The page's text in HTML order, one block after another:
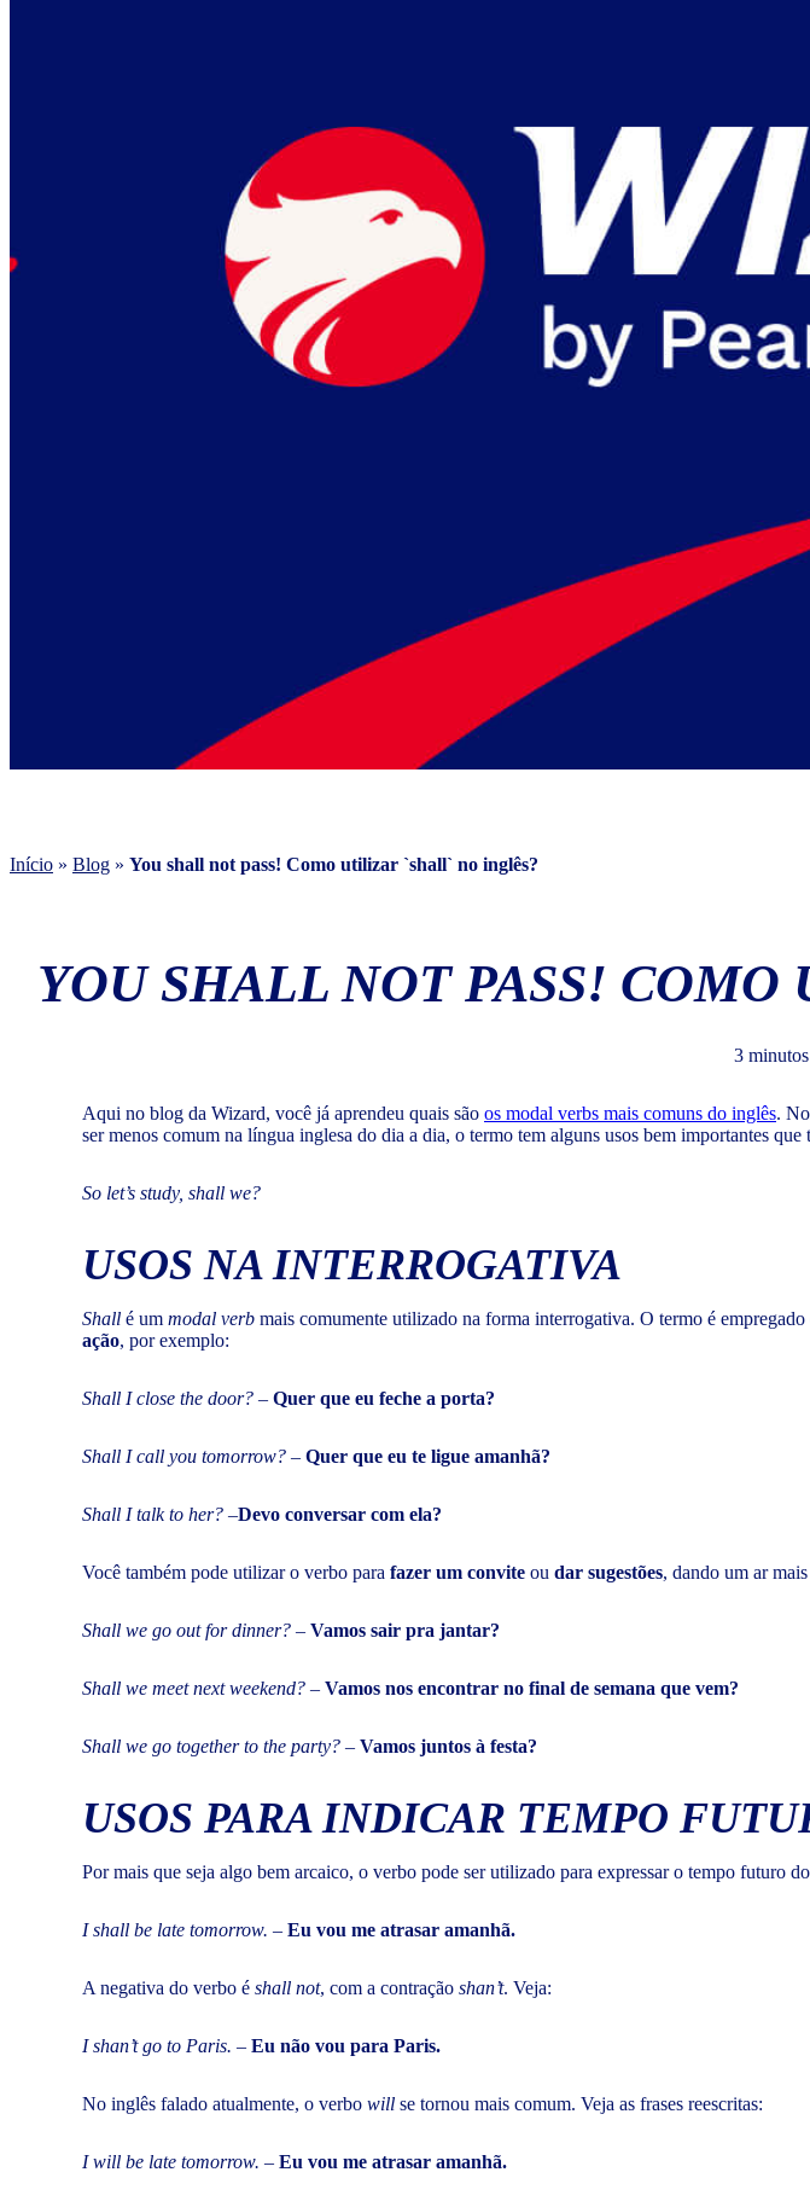
Início » Blog » You shall not pass! Como utilizar `shall` no inglês?
YOU SHALL NOT PASS!
3
Aqui no blog da Wizard, você já aprendeu quais são os modal verbs mais comuns do inglês.
ser menos comum na língua inglesa do dia a dia, o termo tem alguns usos bem importantes que
So let’s study, shall we?
USOS NA INTERROGATIVA
Shall é um modal verb mais comumente utilizado na forma interrogativa. O termo é empregado
ação, por exemplo:
Shall I close the door? – Quer que eu feche a porta?
Shall I call you tomorrow? – Quer que eu te ligue amanhã?
Shall I talk to her? –Devo conversar com ela?
Você também pode utilizar o verbo para fazer um convite ou dar sugestões, dando um ar
Shall we go out for dinner? – Vamos sair pra jantar?
Shall we meet next weekend? – Vamos nos encontrar no final de semana que vem?
Shall we go together to the party? – Vamos juntos à festa?
USOS PARA INDICAR TEMPO
Por mais que seja algo bem arcaico, o verbo pode ser utilizado para expressar o tempo futuro
I shall be late tomorrow. – Eu vou me atrasar amanhã.
A negativa do verbo é shall not, com a contração shan’t. Veja:
I shan’t go to Paris. – Eu não vou para Paris.
No inglês falado atualmente, o verbo will se tornou mais comum. Veja as frases reescritas:
I will be late tomorrow. – Eu vou me atrasar amanhã.